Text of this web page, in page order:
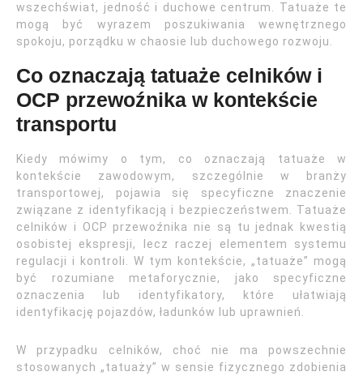
wszechświat, jedność i duchowe centrum. Tatuaże te
mogą być wyrazem poszukiwania wewnętrznego
spokoju, porządku w chaosie lub duchowego rozwoju.
Co oznaczają tatuaże celników i
OCP przewoźnika w kontekście
transportu
Kiedy mówimy o tym, co oznaczają tatuaże w
kontekście zawodowym, szczególnie w branży
transportowej, pojawia się specyficzne znaczenie
związane z identyfikacją i bezpieczeństwem. Tatuaże
celników i OCP przewoźnika nie są tu jednak kwestią
osobistej ekspresji, lecz raczej elementem systemu
regulacji i kontroli. W tym kontekście, „tatuaże” mogą
być rozumiane metaforycznie, jako specyficzne
oznaczenia lub identyfikatory, które ułatwiają
identyfikację pojazdów, ładunków lub uprawnień.
W przypadku celników, choć nie ma powszechnie
stosowanych „tatuaży” w sensie fizycznego zdobienia